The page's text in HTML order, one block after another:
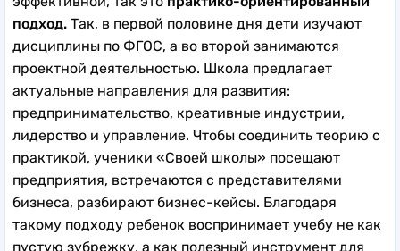
подход. Так, в первой половине дня дети изучают
дисциплины по ФГОС, а во второй занимаются
проектной деятельностью. Школа предлагает
актуальные направления для развития:
предпринимательство, креативные индустрии,
лидерство и управление. Чтобы соединить теорию с
практикой, ученики «Своей школы» посещают
предприятия, встречаются с представителями
бизнеса, разбирают бизнес-кейсы. Благодаря
такому подходу ребенок воспринимает учебу не как
пустую зубрежку, а как полезный инструмент для